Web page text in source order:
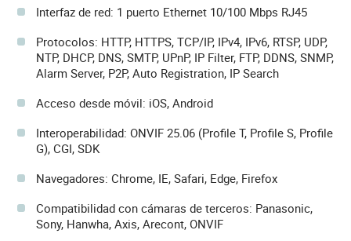
Interfaz de red: 1 puerto Ethernet 10/100 Mbps RJ45
Protocolos: HTTP, HTTPS, TCP/IP, IPv4, IPv6, RTSP, UDP,
NTP, DHCP, DNS, SMTP, UPnP, IP Filter, FTP, DDNS, SNMP,
Alarm Server, P2P, Auto Registration, IP Search
Acceso desde móvil: iOS, Android
Interoperabilidad: ONVIF 25.06 (Profile T, Profile S, Profile
G), CGI, SDK
Navegadores: Chrome, IE, Safari, Edge, Firefox
Compatibilidad con cámaras de terceros: Panasonic,
Sony, Hanwha, Axis, Arecont, ONVIF